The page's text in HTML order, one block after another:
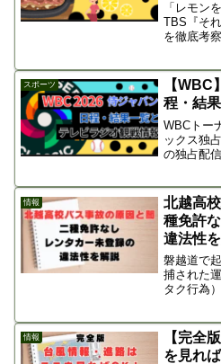
「レモン
TBS『そ
を徹底考
食にレモ
代謝アッ
を解説。
前に予測し
スポーツ
【WBC
程・結
WBCトー
ックス独
の独占配
上波放送
Netflixで
果一覧3月
情報
北越高
種免許
違法性
磐越道で
捕された
タク行為
登録」と
説。ネッ
減を重視
課題に迫
情報
【完全
を見れ